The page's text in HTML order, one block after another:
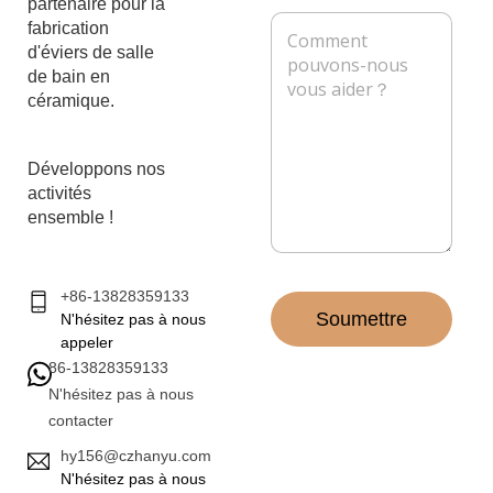
partenaire pour la
fabrication
d'éviers de salle
de bain en
céramique.
Développons nos
activités
ensemble !
+86-13828359133
N'hésitez pas à nous
appeler
86-13828359133
N'hésitez pas à nous
contacter
hy156@czhanyu.com
N'hésitez pas à nous
r
p
h
o
n
e
M
Soumettre